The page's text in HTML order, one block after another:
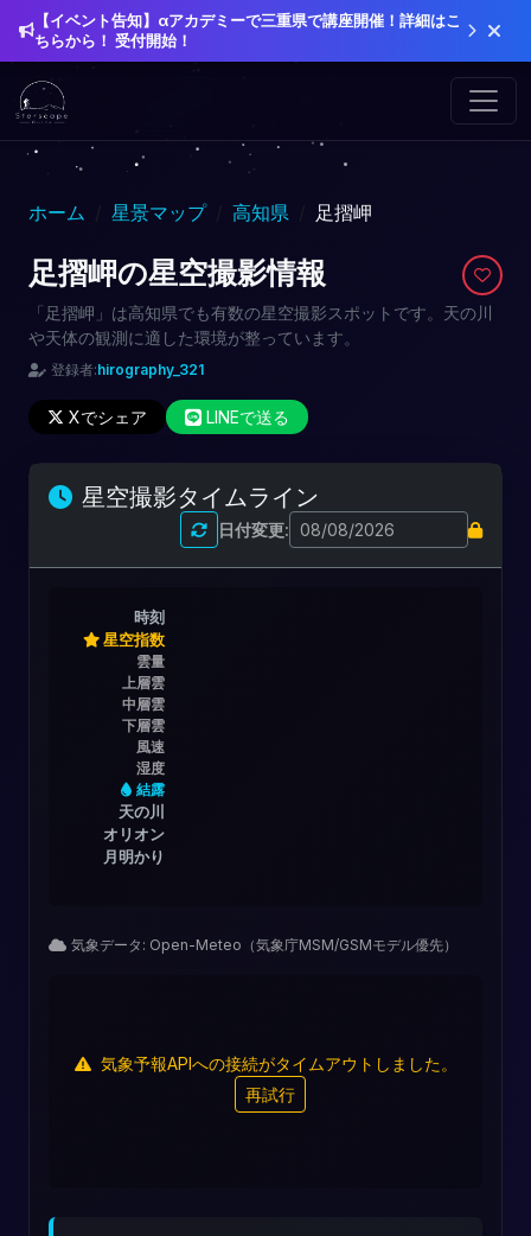
【イベント告知】αアカデミーで三重県で講座開催！詳細はこ
ちらから！ 受付開始！
ホーム 星景マップ 高知県 足摺岬
足摺岬の星空撮影情報
「足摺岬」は高知県でも有数の星空撮影スポットです。天の川
や天体の観測に適した環境が整っています。
登録者:hirography_321
Xでシェア LINEで送る
星空撮影タイムライン
日付変更:
時刻
星空指数
雲量
上層雲
中層雲
下層雲
風速
湿度
結露
天の川
オリオン
月明かり
気象データ: Open-Meteo（気象庁MSM/GSMモデル優先）
気象予報APIへの接続がタイムアウトしました。
再試行